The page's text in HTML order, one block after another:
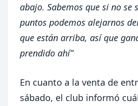
abajo. Sabemos que si no se
puntos podemos alejarnos
que están arriba, así que
prendido ahí”
En cuanto a la venta de
sábado, el club informó